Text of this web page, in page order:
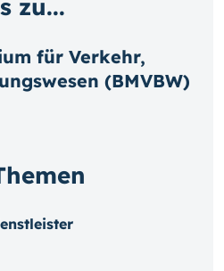
zu...
für Verkehr,
(BMVBW)